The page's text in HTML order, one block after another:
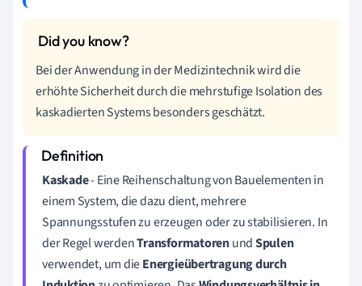
Bei der Anwendung in der Medizintechnik wird die
erhöhte Sicherheit durch die mehrstufige Isolation des
kaskadierten Systems besonders geschätzt.
Kaskade- Eine Reihenschaltung von Bauelementen in
einem System, die dazu dient, mehrere
Spannungsstufen zu erzeugen oder zu stabilisieren. In
der Regel werdenTransformatorenundSpulen
verwendet, um dieEnergieübertragung durch